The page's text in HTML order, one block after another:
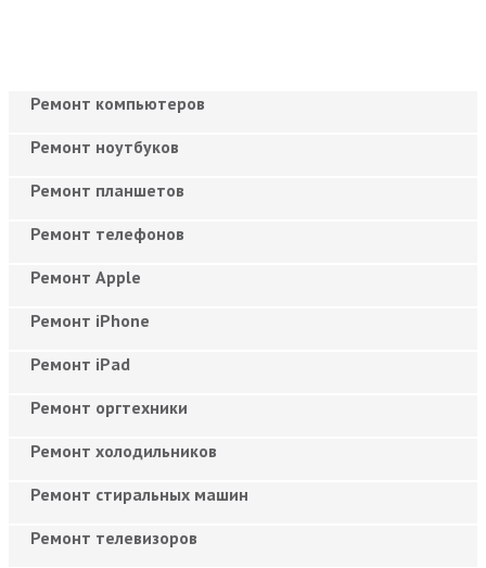
Ремонт компьютеров
Ремонт ноутбуков
Ремонт планшетов
Ремонт телефонов
Ремонт Apple
Ремонт iPhone
Ремонт iPad
Ремонт оргтехники
Ремонт холодильников
Ремонт стиральных машин
Ремонт телевизоров